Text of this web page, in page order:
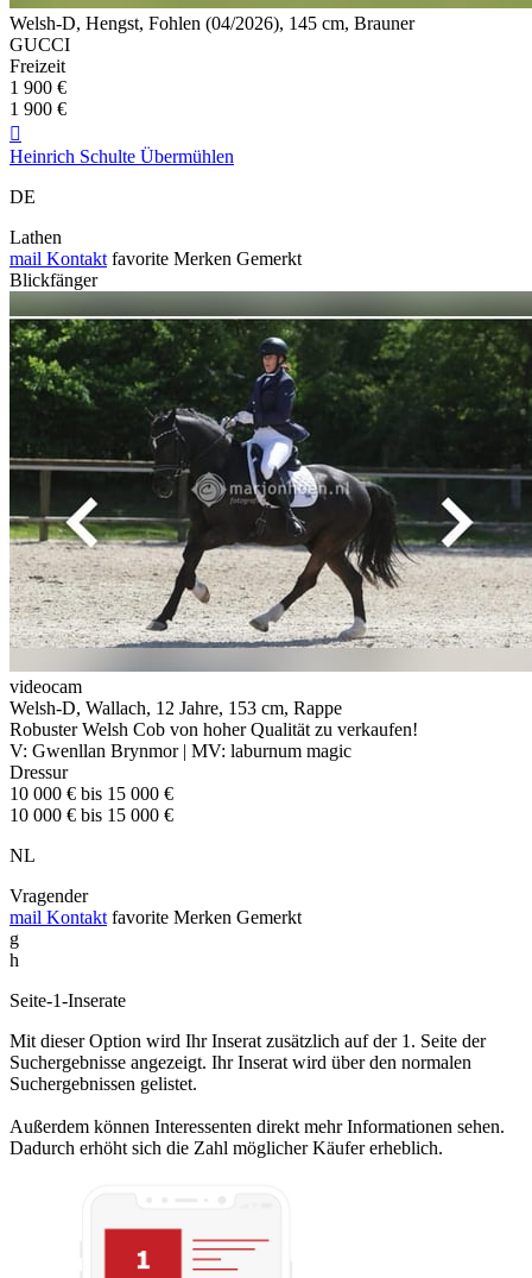
Welsh-D, Hengst, Fohlen (04/2026), 145 cm, Brauner
GUCCI
Freizeit
1 900 €
1 900 €

Heinrich Schulte Übermühlen
DE
Lathen
mail Kontakt favorite Merken Gemerkt
Blickfänger
videocam
Welsh-D, Wallach, 12 Jahre, 153 cm, Rappe
Robuster Welsh Cob von hoher Qualität zu verkaufen!
V: Gwenllan Brynmor | MV: laburnum magic
Dressur
10 000 € bis 15 000 €
10 000 € bis 15 000 €
NL
Vragender
mail Kontakt favorite Merken Gemerkt
g
h
Seite-1-Inserate
Mit dieser Option wird Ihr Inserat zusätzlich auf der 1. Seite der
Suchergebnisse angezeigt. Ihr Inserat wird über den normalen
Suchergebnissen gelistet.
Außerdem können Interessenten direkt mehr Informationen sehen.
Dadurch erhöht sich die Zahl möglicher Käufer erheblich.